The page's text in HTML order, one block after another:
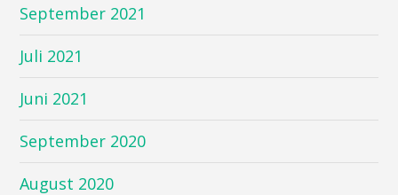
September 2021
Juli 2021
Juni 2021
September 2020
August 2020